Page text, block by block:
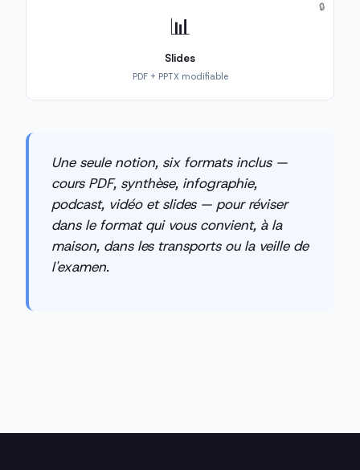
📊
Slides
PDF + PPTX modifiable
🔒
Une seule notion, six formats inclus —
cours PDF, synthèse, infographie,
podcast, vidéo et slides — pour réviser
dans le format qui vous convient, à la
maison, dans les transports ou la veille de
l'examen.